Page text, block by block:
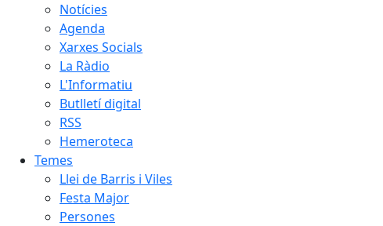
Notícies
Agenda
Xarxes Socials
La Ràdio
L'Informatiu
Butlletí digital
RSS
Hemeroteca
Temes
Llei de Barris i Viles
Festa Major
Persones